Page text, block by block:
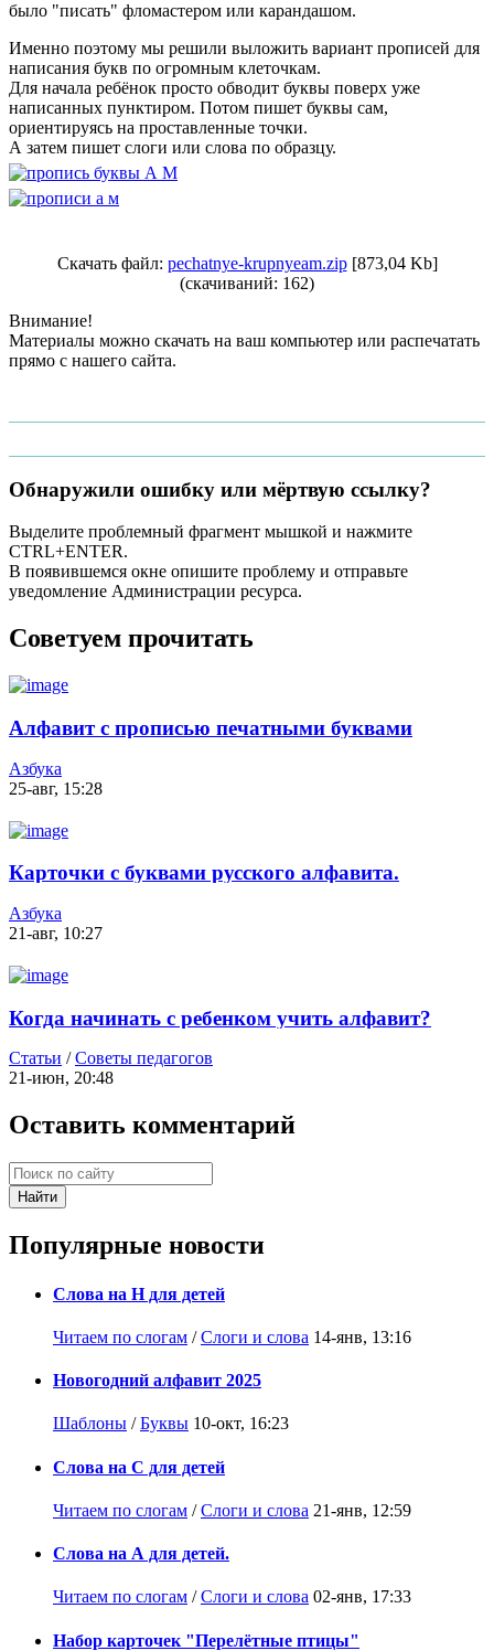
было "писать" фломастером или карандашом.
Именно поэтому мы решили выложить вариант прописей для
написания букв по огромным клеточкам.
Для начала ребёнок просто обводит буквы поверх уже
написанных пунктиром. Потом пишет буквы сам,
ориентируясь на проставленные точки.
А затем пишет слоги или слова по образцу.
Скачать файл: pechatnye-krupnyeam.zip[873,04 Kb]
(cкачиваний: 162)
Внимание!
Материалы можно скачать на ваш компьютер или распечатать
прямо с нашего сайта.
Обнаружили ошибку или мёртвую ссылку?
Выделите проблемный фрагмент мышкой и нажмите
CTRL+ENTER.
В появившемся окне опишите проблему и отправьте
уведомление Администрации ресурса.
Советуем прочитать
Алфавит с прописью печатными буквами
Азбука
25-авг, 15:28
Карточки с буквами русского алфавита.
Азбука
21-авг, 10:27
Когда начинать с ребенком учить алфавит?
Статьи /Советы педагогов
21-июн, 20:48
Оставить комментарий
Найти
Популярные новости
Слова на Н для детей
Читаем по слогам /Слоги и слова 14-янв, 13:16
Новогодний алфавит 2025
Шаблоны /Буквы 10-окт, 16:23
Слова на С для детей
Читаем по слогам /Слоги и слова 21-янв, 12:59
Слова на А для детей.
Читаем по слогам /Слоги и слова 02-янв, 17:33
Набор карточек "Перелётные птицы"